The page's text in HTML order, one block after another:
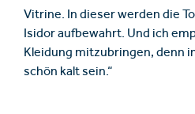
Vitrine. In dieser werden die
Isidor aufbewahrt. Und ich
Kleidung mitzubringen, denn
schön kalt sein.“